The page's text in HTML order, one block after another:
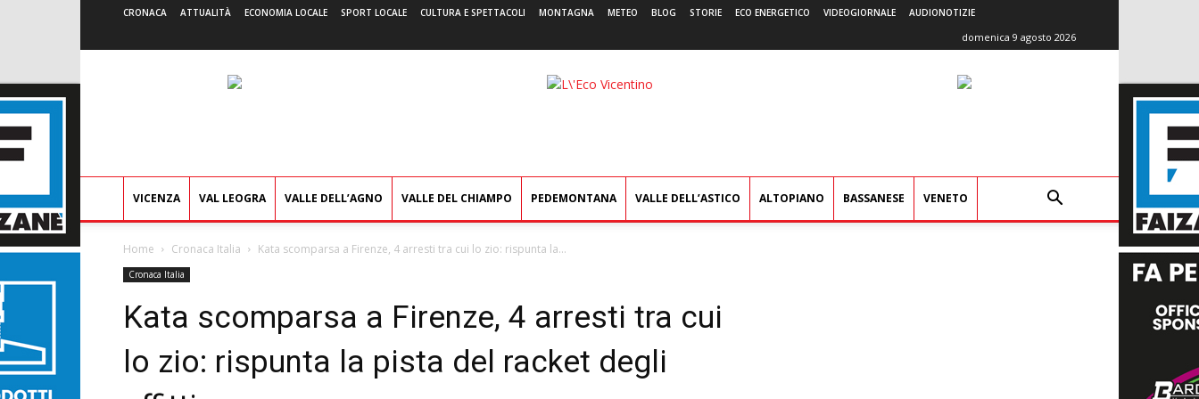
CRONACA ATTUALITÀ ECONOMIA LOCALE SPORT LOCALE CULTURA E SPETTACOLI MONTAGNA METEO BLOG STORIE ECO ENERGETICO VIDEOGIORNALE AUDIONOTIZIE
domenica 9 agosto 2026
L'Eco
VICENZA VAL LEOGRA VALLE DELL’AGNO VALLE DEL CHIAMPO PEDEMONTANA VALLE DELL’ASTICO ALTOPIANO BASSANESE VENETO
Home Cronaca Italia Kata scomparsa a Firenze, 4 arresti tra cui lo zio: rispunta la...
Cronaca Italia
Kata scomparsa a Firenze, 4 arresti tra cui
lo zio: rispunta la pista del racket degli